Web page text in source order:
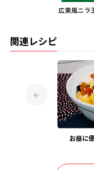
広東風ニラ
関連レシピ
お昼に